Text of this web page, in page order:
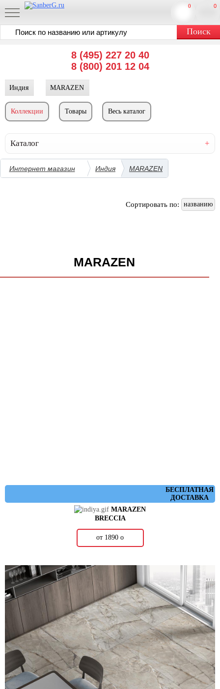
8 (495) 227 20 40
8 (800) 201 12 04
0
0
Индия MARAZEN
Коллекции Товары Весь каталог
Каталог
Интернет магазин Индия MARAZEN
Сортировать по: названию
MARAZEN
БЕСПЛАТНАЯ
ДОСТАВКА
MARAZEN
BRECCIA
от 1890 о